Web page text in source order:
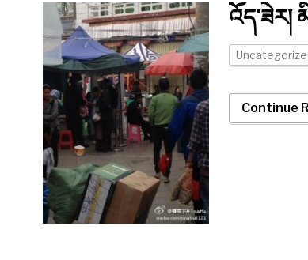
འོད་ཟེར།
Continue